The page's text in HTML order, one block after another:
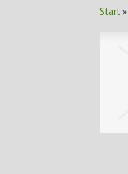
Start »